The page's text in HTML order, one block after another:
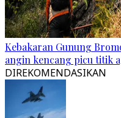
Kebakaran Gunung
angin kencang picu titik
DIREKOMENDASIKAN